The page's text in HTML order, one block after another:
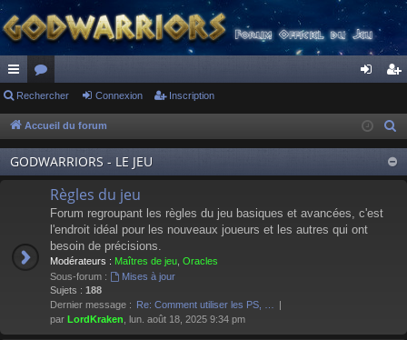
ac
co
ur
ci
or
u
m
s
ne
xi
on
cri
pti
on
Rechercher Connexion Inscription
Accueil du forum
GODWARRIORS - LE JEU
Règles du jeu
Forum regroupant les règles du jeu basiques et avancées, c'est
l'endroit idéal pour les nouveaux joueurs et les autres qui ont
besoin de précisions.
Modérateurs : Maîtres de jeu Oracles
Sous-forum :
Mises à jour
Sujets : 188
Dernier message : Re: Comment utiliser les PS, …
par LordKraken , lun. août 18, 2025 9:34 pm